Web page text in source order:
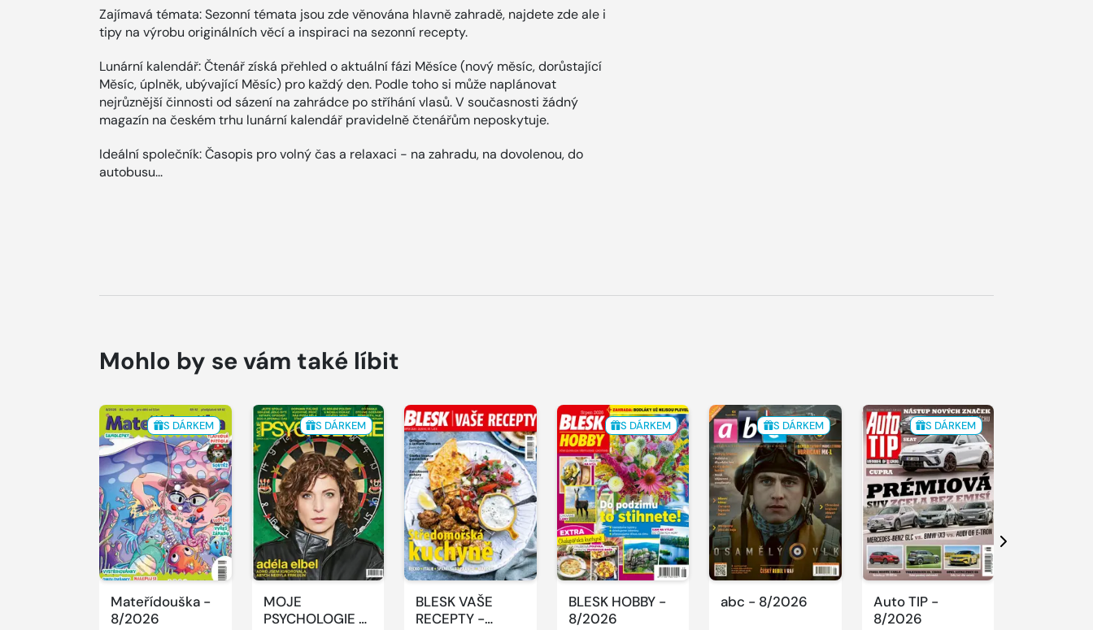
Zajímavá témata: Sezonní témata jsou zde věnována hlavně zahradě, najdete zde ale i
tipy na výrobu originálních věcí a inspiraci na sezonní recepty.
Lunární kalendář: Čtenář získá přehled o aktuální fázi Měsíce (nový měsíc, dorůstající
Měsíc, úplněk, ubývající Měsíc) pro každý den. Podle toho si může naplánovat
nejrůznější činnosti od sázení na zahrádce po stříhání vlasů. V současnosti žádný
magazín na českém trhu lunární kalendář pravidelně čtenářům neposkytuje.
Ideální společník: Časopis pro volný čas a relaxaci - na zahradu, na dovolenou, do
autobusu...
Mohlo by se vám také líbit
S DÁRKEM
Mateřídouška -
8/2026
S DÁRKEM
MOJE
PSYCHOLOGIE -
BLESK VAŠE
RECEPTY -
S DÁRKEM
BLESK HOBBY -
8/2026
S DÁRKEM
abc - 8/2026
S DÁRKEM
Auto TIP -
8/2026
Další